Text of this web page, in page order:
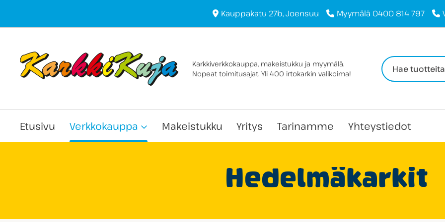
Kauppakatu 27b, Joensuu Myymälä 0400 814 797
Karkkiverkkokauppa, makeistukku ja myymälä.
Nopeat toimitusajat. Yli 400 irtokarkin valikoima!
Haku:
Etusivu Verkkokauppa Makeistukku Yritys Tarinamme Yhteystiedot
Hedelmäkarkit